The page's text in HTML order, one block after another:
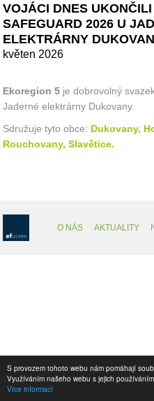
S provozem tohoto webu nám pomáhají
Využíváním našeho webu s jejich
Více informací
VOJÁCI DNES
SAFEGUARD 2026 U
ELEKTRÁRNY
květen 2026
Ekoregion 5 je dobrovolný
Jaderné elektrárny Dukovany.
Sdružuje tyto obce: Dukovany,
Rouchovany,Slavětice.
O NÁS AKTUALITY